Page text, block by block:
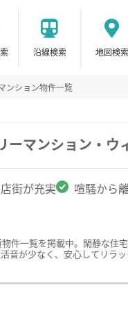
沿線検索 地図検索
ンション物件一覧
マンション・ウ
街が充実 喧騒から
件一覧を掲載中。閑静な
が少なく、安心してリラ